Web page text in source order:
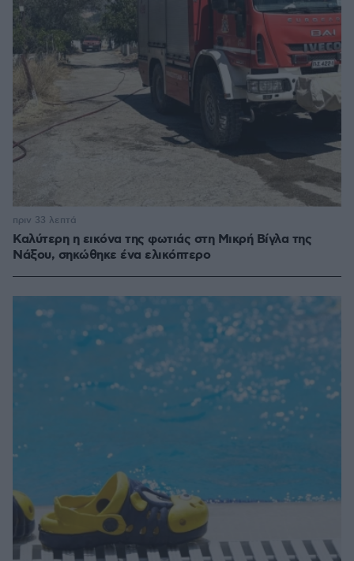
Καλύτερη η εικόνα της φωτιάς στη Μικρή Βίγλα της
Νάξου, σηκώθηκε ένα ελικόπτερο
πριν 33 λεπτά